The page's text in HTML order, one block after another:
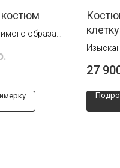
образа
клетку
27